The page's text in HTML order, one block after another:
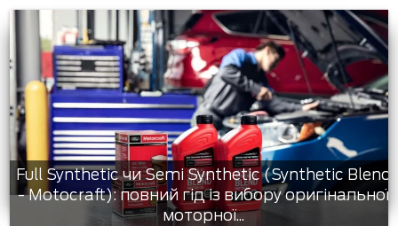
Full Synthetic чи Semi Synthetic (Synthetic Blend
- Motocraft): повний гід із вибору оригінальної
моторної...